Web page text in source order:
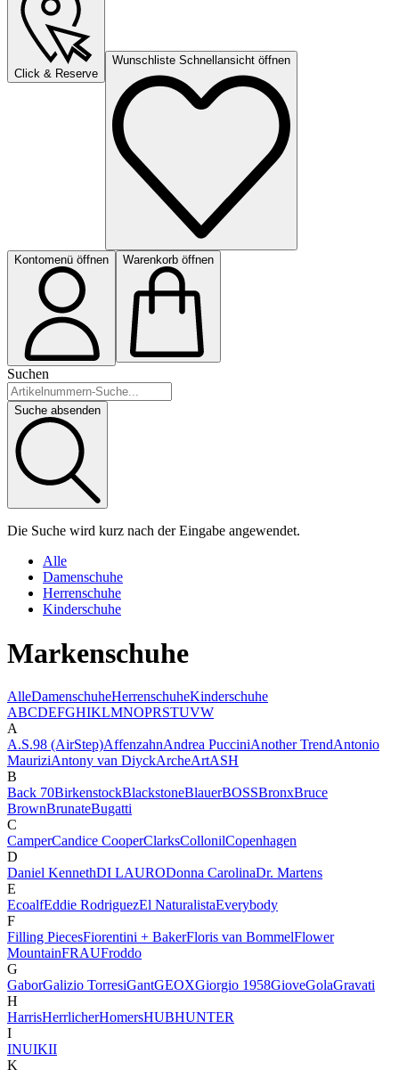
Click & Reserve
Wunschliste Schnellansicht öffnen
Kontomenü öffnen Warenkorb öffnen
Suchen
Suche absenden
Die Suche wird kurz nach der Eingabe angewendet.
Alle
Damenschuhe
Herrenschuhe
Kinderschuhe
Markenschuhe
AlleDamenschuheHerrenschuheKinderschuhe
ABCDEFGHIKLMNOPRSTUVW
A
A.S.98 (AirStep)AffenzahnAndrea PucciniAnother TrendAntonio
MauriziAntony van DiyckArcheArtASH
B
Back 70BirkenstockBlackstoneBlauerBOSSBronxBruce
BrownBrunateBugatti
C
CamperCandice CooperClarksCollonilCopenhagen
D
Daniel KennethDI LAURODonna CarolinaDr. Martens
E
EcoalfEddie RodriguezEl NaturalistaEverybody
F
Filling PiecesFiorentini + BakerFloris van BommelFlower
MountainFRAUFroddo
G
GaborGalizio TorresiGantGEOXGiorgio 1958GioveGolaGravati
H
HarrisHerrlicherHomersHUBHUNTER
I
INUIKII
K